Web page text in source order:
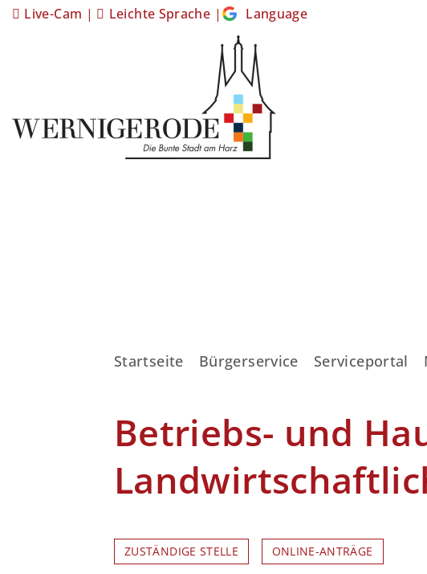
Live-Cam | Leichte Sprache | Language
Startseite Bürgerservice Serviceportal
Betriebs- und
ZUSTÄNDIGE STELLE ONLINE-ANTRÄGE